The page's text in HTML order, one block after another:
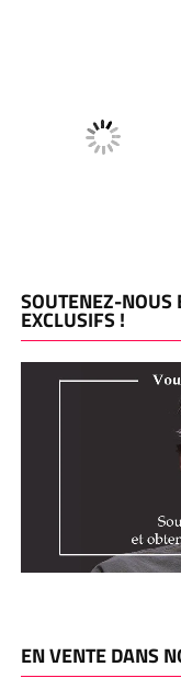
SOUTENEZ-NOUS
EXCLUSIFS !
EN VENTE DANS